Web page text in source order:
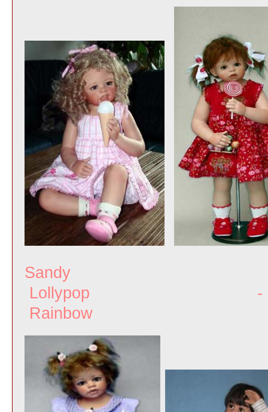
Lollypop -
Rainbow